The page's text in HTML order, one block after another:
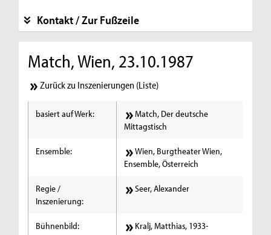
Kontakt / Zur Fußzeile
Match, Wien, 23.10.1987
Zurück zu Inszenierungen (Liste)
basiert auf Werk:
Match, Der deutsche
Mittagstisch
Ensemble:
Wien, Burgtheater Wien,
Ensemble, Österreich
Regie /
Inszenierung:
Seer, Alexander
Bühnenbild: Kralj, Matthias, 1933-